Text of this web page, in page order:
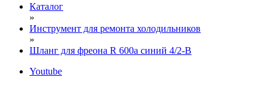
Каталог
»
Инструмент для ремонта холодильников
»
Шланг для фреона R 600a синий 4/2-B
Youtube